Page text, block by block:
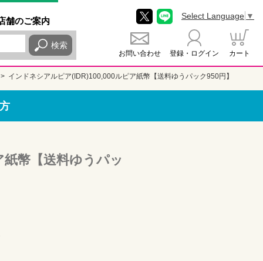
舗のご案内
検索
お問い合わせ 登録・ログイン カート
Select Language ▼
インドネシアルピア(IDR)100,000ルピア紙幣【送料ゆうパック950円】
幣【送料ゆうパッ